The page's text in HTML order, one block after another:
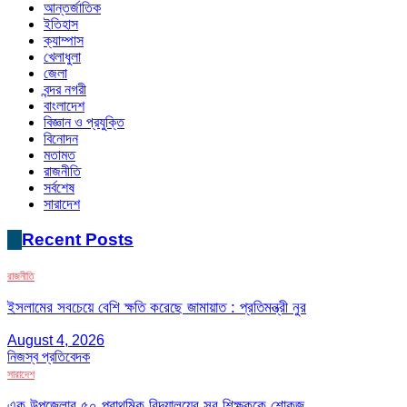
আন্তর্জাতিক
ইতিহাস
ক্যাম্পাস
খেলাধুলা
জেলা
বন্দর নগরী
বাংলাদেশ
বিজ্ঞান ও প্রযুক্তি
বিনোদন
মতামত
রাজনীতি
সর্বশেষ
সারাদেশ
Recent Posts
রাজনীতি
ইসলামের সবচেয়ে বেশি ক্ষতি করেছে জামায়াত : প্রতিমন্ত্রী নুর
August 4, 2026
নিজস্ব প্রতিবেদক
সারাদেশ